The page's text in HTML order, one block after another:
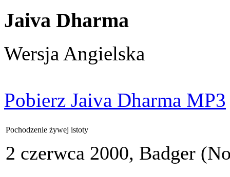
Jaiva Dharma
Wersja Angielska
Pobierz Jaiva Dharma MP3
Pochodzenie żywej istoty
2 czerwca 2000, Badger